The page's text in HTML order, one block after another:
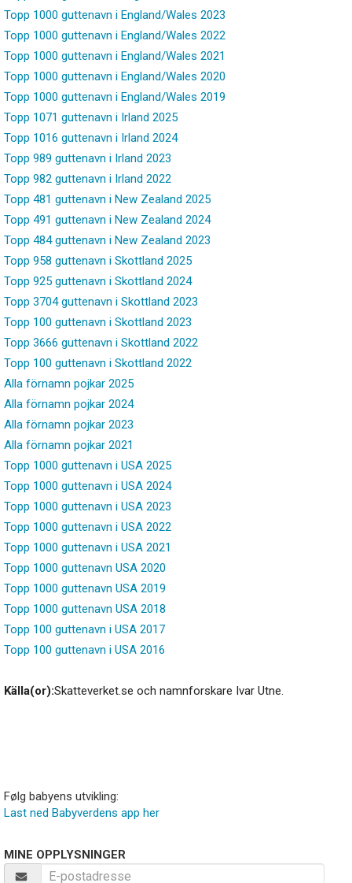
Topp 1000 guttenavn i England/Wales 2023
Topp 1000 guttenavn i England/Wales 2022
Topp 1000 guttenavn i England/Wales 2021
Topp 1000 guttenavn i England/Wales 2020
Topp 1000 guttenavn i England/Wales 2019
Topp 1071 guttenavn i Irland 2025
Topp 1016 guttenavn i Irland 2024
Topp 989 guttenavn i Irland 2023
Topp 982 guttenavn i Irland 2022
Topp 481 guttenavn i New Zealand 2025
Topp 491 guttenavn i New Zealand 2024
Topp 484 guttenavn i New Zealand 2023
Topp 958 guttenavn i Skottland 2025
Topp 925 guttenavn i Skottland 2024
Topp 3704 guttenavn i Skottland 2023
Topp 100 guttenavn i Skottland 2023
Topp 3666 guttenavn i Skottland 2022
Topp 100 guttenavn i Skottland 2022
Alla förnamn pojkar 2025
Alla förnamn pojkar 2024
Alla förnamn pojkar 2023
Alla förnamn pojkar 2021
Topp 1000 guttenavn i USA 2025
Topp 1000 guttenavn i USA 2024
Topp 1000 guttenavn i USA 2023
Topp 1000 guttenavn i USA 2022
Topp 1000 guttenavn i USA 2021
Topp 1000 guttenavn USA 2020
Topp 1000 guttenavn USA 2019
Topp 1000 guttenavn USA 2018
Topp 100 guttenavn i USA 2017
Topp 100 guttenavn i USA 2016
Källa(or):Skatteverket.se och namnforskare Ivar Utne.
Følg babyens utvikling:
Last ned Babyverdens app her
MINE OPPLYSNINGER